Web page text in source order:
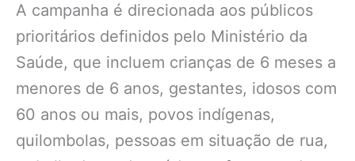
A campanha é direcionada aos públicos
prioritários definidos pelo Ministério da
Saúde, que incluem crianças de 6 meses a
menores de 6 anos, gestantes, idosos com
60 anos ou mais, povos indígenas,
quilombolas, pessoas em situação de rua,